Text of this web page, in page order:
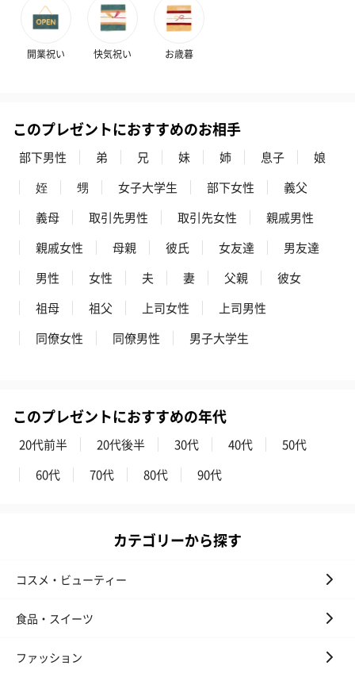
開業祝い 快気祝い お歳暮
このプレゼントにおすすめのお相手
部下男性 弟 兄 妹 姉 息子
娘
姪
甥 女子大学生 部下女性
義父
義母
取引先男性 取引先女性
親戚男性
親戚女性
母親 彼氏 女友達
男友達
男性
女性 夫 妻 父親
彼女
祖母
祖父 上司女性
上司男性
同僚女性
同僚男性 男子大学生
このプレゼントにおすすめの年代
20代前半 20代後半 30代 40代
50代
60代
70代 80代 90代
カテゴリーから探す
コスメ・ビューティー
食品・スイーツ
ファッション